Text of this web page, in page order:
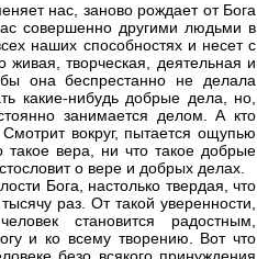
нас, заново рождает от Бога
совершенно другими людьми в
наших способностях и несет с
творческая, деятельная и
она беспрестанно не делала
какие-нибудь добрые дела, но,
занимается делом. А кто
вокруг, пытается ощупью
вера, ни что такое добрые
о вере и добрых делах.
Бога, настолько твердая, что
раз. От такой уверенности,
становится радостным,
и ко всему творению. Вот что